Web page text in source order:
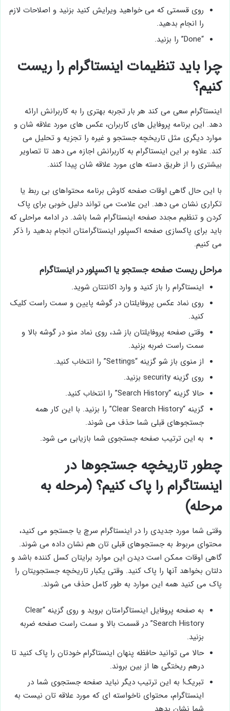
روی قسمتی که می خواهید ویرایش کنید بزنید و اصلاحات لازم
را انجام بدهید.
چرا باید تنظیمات اینستاگرام را ریست
کنیم؟
اینستاگرام سعی می کند هر بار تجربه بهتری را به کاربرانش ارائه
دهد. این برنامه پروفایل های کاربران، عکس های مورد علاقه شان و
موارد دیگری مثل تاریخچه جستجو و غیره را تجزیه و تحلیل می
کند. علاوه بر این اینستاگرام به کاربرانش اجازه می دهد تا تصاویر
بیشتری را از طریق دسته های مورد علاقه شان پیدا کنند.
با این حال گاهی اوقات صفحه کاوش برنامه محتواهای بی ربط یا
تکراری نشان می دهد. این علامت می تواند دلیل خوبی برای پاک
کردن و تنظیم مجدد صفحه اینستاگرام شما باشد. در ادامه مراحلی که
باید برای پاکسازی صفحه اکسپلور اینستاگرامتان انجام بدهید را ذکر
می کنیم.
مراحل ریست صفحه جستجو یا اکسپلور در اینستاگرام
اینستاگرام را باز کنید و وارد اکانتتان شوید.
روی نماد عکس پروفایلتان در گوشه پایین و سمت راست کلیک
کنید.
وقتی صفحه پروفایلتان باز شد، روی نماد منو در گوشه بالا و
سمت راست ضربه بزنید.
از منوی باز شو گزینه “Settings” را انتخاب کنید.
روی گزینه security بزنید.
حالا گزینه “Search History” را انتخاب کنید.
گزینه “Clear Search History” را بزنید. با این کار همه
جستجوهای قبلی شما حذف می شوند.
به این ترتیب صفحه جستجوی شما بازیابی می شود.
چطور تاریخچه جستجوها در
اینستاگرام را پاک کنیم؟ (مرحله به
مرحله)
وقتی شما مورد جدیدی را در اینستاگرام سرچ یا جستجو می کنید،
محتوای مربوط به جستجوهای قبلی تان هم نشان داده می شوند.
گاهی اوقات ممکن است دیدن این موارد برایتان کسل کننده باشد و
دلتان بخواهد آنها را پاک کنید. وقتی یکبار تاریخچه جستجویتان را
پاک می کنید همه این موارد به طور کامل حذف می شوند.
به صفحه پروفایل اینستاگرامتان بروید و روی گزینه “Clear
Search History” در قسمت بالا و سمت راست صفحه ضربه
بزنید.
حالا می توانید حافظه پنهان اینستاگرام خودتان را پاک کنید تا
درهم ریختگی ها از بین بروند.
تبریک! به این ترتیب دیگر نباید صفحه جستجوی شما در
اینستاگرام، محتوای ناخواسته ای که مورد علاقه تان نیست به